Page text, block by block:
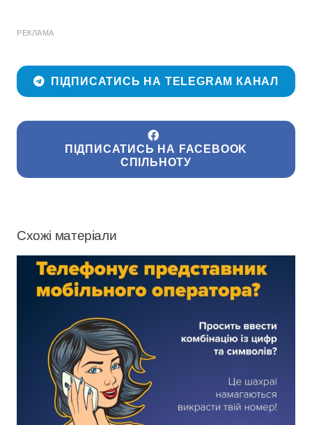
РЕКЛАМА
ПІДПИСАТИСЬ НА TELEGRAM КАНАЛ
ПІДПИСАТИСЬ НА FACEBOOK
СПІЛЬНОТУ
Схожі матеріали